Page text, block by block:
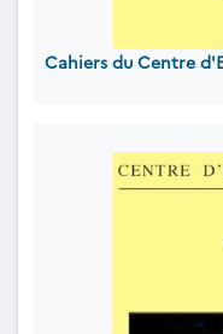
Cahiers du Centre